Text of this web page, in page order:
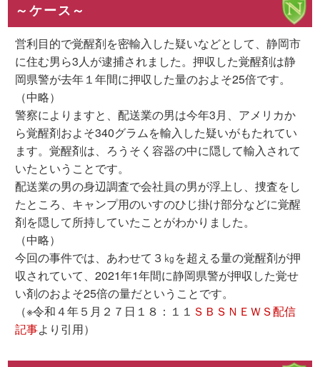
～ケース～
営利目的で覚醒剤を密輸入した疑いなどとして、静岡市
に住む男ら3人が逮捕されました。押収した覚醒剤は静
岡県警が去年１年間に押収した量のおよそ25倍です。
（中略）
警察によりますと、配送業の男は今年3月、アメリカか
ら覚醒剤およそ340グラムを輸入した疑いがもたれてい
ます。覚醒剤は、ろうそく容器の中に隠して輸入されて
いたということです。
配送業の男の身辺調査で会社員の男が浮上し、捜査をし
たところ、キャンプ用のいすのひじ掛け部分などに覚醒
剤を隠して所持していたことがわかりました。
（中略）
今回の事件では、あわせて３㎏を超える量の覚醒剤が押
収されていて、2021年1年間に静岡県警が押収した覚せ
い剤のおよそ25倍の量だということです。
（※令和４年５月２７日１８：１１ ＳＢＳＮＥＷＳ配信
記事より引用）